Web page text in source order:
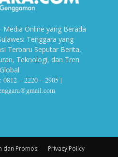
Media Online yang Berada
Tenggara yang
Terbaru Seputar Berita,
Teknologi, dan Tren
Global
– 2220 – 2905 |
dan Promosi Privacy Policy